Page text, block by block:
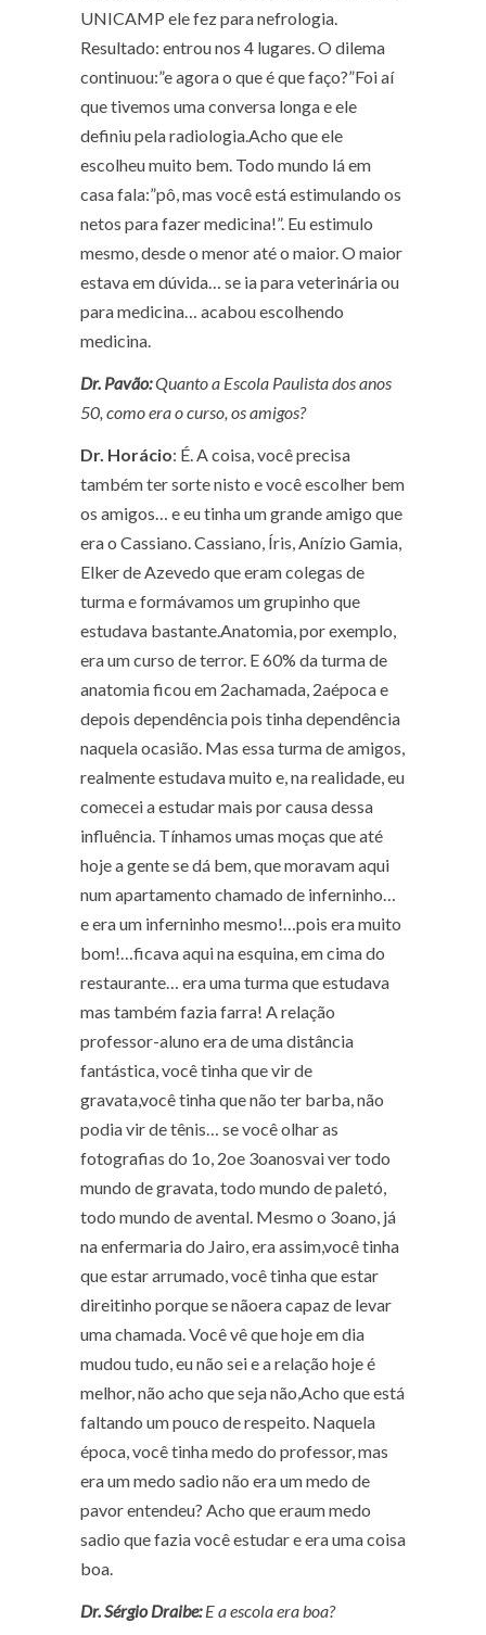
UNICAMP ele fez para nefrologia.
Resultado: entrou nos 4 lugares. O dilema
continuou:”e agora o que é que faço?”Foi aí
que tivemos uma conversa longa e ele
definiu pela radiologia.Acho que ele
escolheu muito bem. Todo mundo lá em
casa fala:”pô, mas você está estimulando os
netos para fazer medicina!”. Eu estimulo
mesmo, desde o menor até o maior. O maior
estava em dúvida… se ia para veterinária ou
para medicina… acabou escolhendo
medicina.
Dr. Pavão:Quanto a Escola Paulista dos anos
50, como era o curso, os amigos?
Dr. Horácio: É. A coisa, você precisa
também ter sorte nisto e você escolher bem
os amigos… e eu tinha um grande amigo que
era o Cassiano. Cassiano, Íris, Anízio Gamia,
Elker de Azevedo que eram colegas de
turma e formávamos um grupinho que
estudava bastante.Anatomia, por exemplo,
era um curso de terror. E 60% da turma de
anatomia ficou em 2achamada, 2aépoca e
depois dependência pois tinha dependência
naquela ocasião. Mas essa turma de amigos,
realmente estudava muito e, na realidade, eu
comecei a estudar mais por causa dessa
influência. Tínhamos umas moças que até
hoje a gente se dá bem, que moravam aqui
num apartamento chamado de inferninho…
e era um inferninho mesmo!…pois era muito
bom!…ficava aqui na esquina, em cima do
restaurante… era uma turma que estudava
mas também fazia farra! A relação
professor-aluno era de uma distância
fantástica, você tinha que vir de
gravata,você tinha que não ter barba, não
podia vir de tênis… se você olhar as
fotografias do 1o, 2oe 3oanosvai ver todo
mundo de gravata, todo mundo de paletó,
todo mundo de avental. Mesmo o 3oano, já
na enfermaria do Jairo, era assim,você tinha
que estar arrumado, você tinha que estar
direitinho porque se nãoera capaz de levar
uma chamada. Você vê que hoje em dia
mudou tudo, eu não sei e a relação hoje é
melhor, não acho que seja não,Acho que está
faltando um pouco de respeito. Naquela
época, você tinha medo do professor, mas
era um medo sadio não era um medo de
pavor entendeu? Acho que eraum medo
sadio que fazia você estudar e era uma coisa
boa.
Dr. Sérgio Draibe:E a escola era boa?